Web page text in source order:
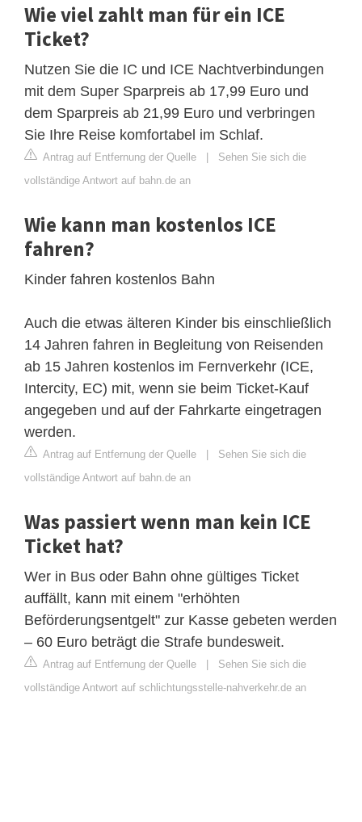
Wie viel zahlt man für ein ICE
Ticket?
Nutzen Sie die IC und ICE Nachtverbindungen
mit dem Super Sparpreis ab 17,99 Euro und
dem Sparpreis ab 21,99 Euro und verbringen
Sie Ihre Reise komfortabel im Schlaf.
Antrag auf Entfernung der Quelle | Sehen Sie sich die
vollständige Antwort auf bahn.de an
Wie kann man kostenlos ICE
fahren?
Kinder fahren kostenlos Bahn
Auch die etwas älteren Kinder bis einschließlich
14 Jahren fahren in Begleitung von Reisenden
ab 15 Jahren kostenlos im Fernverkehr (ICE,
Intercity, EC) mit, wenn sie beim Ticket-Kauf
angegeben und auf der Fahrkarte eingetragen
werden.
Antrag auf Entfernung der Quelle | Sehen Sie sich die
vollständige Antwort auf bahn.de an
Was passiert wenn man kein ICE
Ticket hat?
Wer in Bus oder Bahn ohne gültiges Ticket
auffällt, kann mit einem "erhöhten
Beförderungsentgelt" zur Kasse gebeten werden
– 60 Euro beträgt die Strafe bundesweit.
Antrag auf Entfernung der Quelle | Sehen Sie sich die
vollständige Antwort auf schlichtungsstelle-nahverkehr.de an